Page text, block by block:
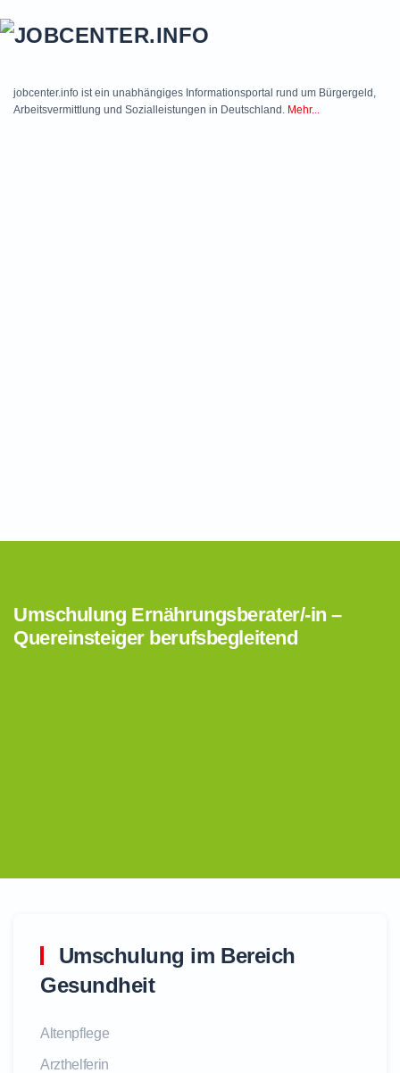
jobcenter.info ist ein unabhängiges Informationsportal rund um Bürgergeld,
Arbeitsvermittlung und Sozialleistungen in Deutschland. Mehr...
Umschulung Ernährungsberater/-in –
Quereinsteiger berufsbegleitend
Umschulung im Bereich
Gesundheit
Altenpflege
Arzthelferin